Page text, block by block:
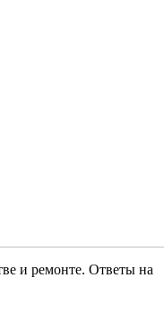
и ремонте. Ответы на